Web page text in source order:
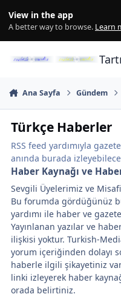
View in the app
A better way to browse. Learn
Ana Sayfa Gündem
Türkçe Haberler
RSS feed yardımıyla
anında burada
Haber Kaynağı ve
Sevgili Üyelerimiz ve
Bu forumda gördüğünüz
yardımı ile haber ve
Yayınlanan yazılar ve
ilişkisi yoktur. Turkish-
yorum içeriğinden dolayı
haberle ilgili şikayetiniz
linki izleyerek haber
orada belirtiniz.